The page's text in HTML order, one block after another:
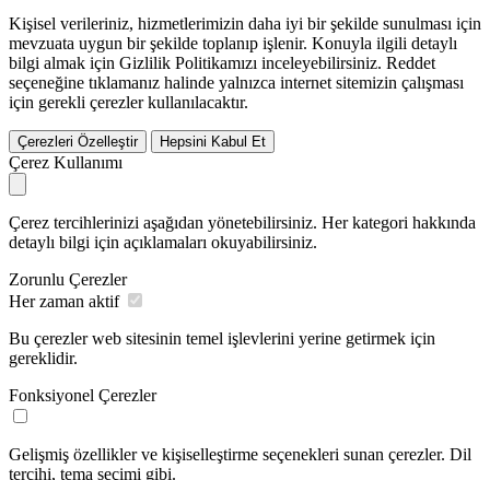
Kişisel verileriniz, hizmetlerimizin daha iyi bir şekilde sunulması için
mevzuata uygun bir şekilde toplanıp işlenir. Konuyla ilgili detaylı
bilgi almak için Gizlilik Politikamızı inceleyebilirsiniz. Reddet
seçeneğine tıklamanız halinde yalnızca internet sitemizin çalışması
için gerekli çerezler kullanılacaktır.
Çerezleri Özelleştir Hepsini Kabul Et
Çerez Kullanımı
Çerez tercihlerinizi aşağıdan yönetebilirsiniz. Her kategori hakkında
detaylı bilgi için açıklamaları okuyabilirsiniz.
Zorunlu Çerezler
Her zaman aktif
Bu çerezler web sitesinin temel işlevlerini yerine getirmek için
gereklidir.
Fonksiyonel Çerezler
Gelişmiş özellikler ve kişiselleştirme seçenekleri sunan çerezler. Dil
tercihi, tema seçimi gibi.